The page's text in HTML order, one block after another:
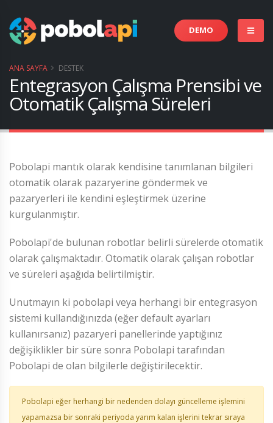
DEMO
ANA SAYFA DESTEK
Entegrasyon Çalışma Prensibi ve
Otomatik Çalışma Süreleri
Pobolapi mantık olarak kendisine tanımlanan bilgileri
otomatik olarak pazaryerine göndermek ve
pazaryerleri ile kendini eşleştirmek üzerine
kurgulanmıştır.
Pobolapi'de bulunan robotlar belirli sürelerde otomatik
olarak çalışmaktadır. Otomatik olarak çalışan robotlar
ve süreleri aşağıda belirtilmiştir.
Unutmayın ki pobolapi veya herhangi bir entegrasyon
sistemi kullandığınızda (eğer default ayarları
kullanırsanız) pazaryeri panellerinde yaptığınız
değişiklikler bir süre sonra Pobolapi tarafından
Pobolapi de olan bilgilerle değiştirilecektir.
Pobolapi eğer herhangi bir nedenden dolayı güncelleme işlemini
yapamazsa bir sonraki periyoda yarım kalan işlerini tekrar sıraya